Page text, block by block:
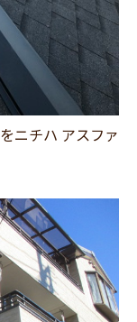
ニチハ アスファ